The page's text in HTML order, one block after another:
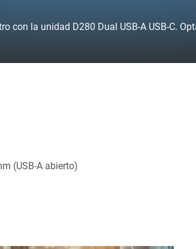
con la unidad D280 Dual USB-A USB-C.
(USB-A abierto)